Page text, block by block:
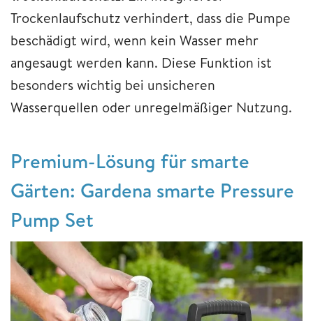
Trockenlaufschutz verhindert, dass die Pumpe
beschädigt wird, wenn kein Wasser mehr
angesaugt werden kann. Diese Funktion ist
besonders wichtig bei unsicheren
Wasserquellen oder unregelmäßiger Nutzung.
Premium-Lösung für smarte
Gärten: Gardena smarte Pressure
Pump Set